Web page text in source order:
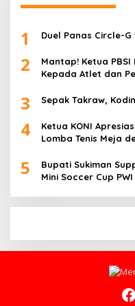
1 Duel Panas Circle-
2
Mantap! Ketua
Kepada Atlet dan
3 Sepak Takraw,
4
Ketua KONI
Lomba Tenis Meja
5
Bupati Sukiman
Mini Soccer Cup